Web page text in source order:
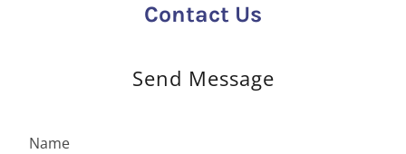
Contact Us
Send Message
Name